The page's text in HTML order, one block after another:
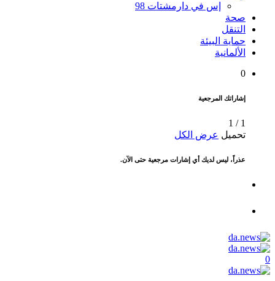
إس في دارمشتات 98
صحة
التنقل
حماية البيئة
الألمانية
0
إشاراتك المرجعية
1
/
1
تحميل عرض الكل
عذراً، ليس لديك أي إشارات مرجعية حتى الآن.
0